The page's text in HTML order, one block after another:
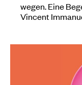
wegen. Eine
Vincent